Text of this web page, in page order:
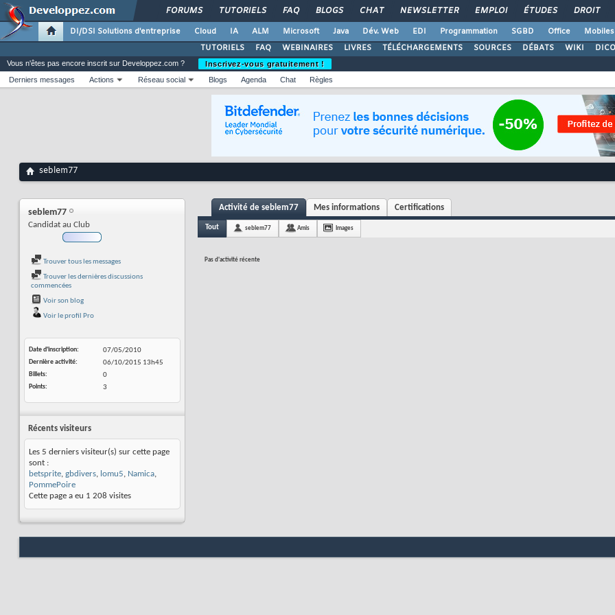
FORUMS TUTORIELS FAQ BLOGS CHAT NEWSLETTER EMPLOI ÉTUDES DROIT
DI/DSI Solutions d'entreprise Cloud IA ALM Microsoft Java Dév. Web EDI Programmation SGBD Office Mobiles
TUTORIELS
FAQ WEBINAIRES LIVRES TÉLÉCHARGEMENTS SOURCES DÉBATS WIKI DICO
Vous n'êtes pas encore inscrit sur Developpez.com ?
Inscrivez-vous gratuitement !
Derniers messages
Actions Réseau social Blogs Agenda Chat Règles
seblem77
seblem77
Candidat au Club
Trouver tous les messages
Trouver les dernières discussions
commencées
Voir son blog
Voir le profil Pro
Date d'inscription
07/05/2010
Dernière activité
06/10/2015 13h45
Billets
0
Points
3
Récents visiteurs
Les 5 derniers visiteur(s) sur cette page
sont :
betsprite, gbdivers, lomu5, Namica,
PommePoire
Cette page a eu 1 208 visites
Activité de seblem77 Mes informations Certifications
Tout seblem77 Amis Images
Pas d'activité récente